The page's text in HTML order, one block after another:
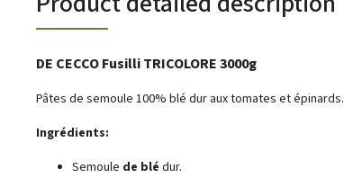
DE CECCO Fusilli TRICOLORE 3000g
Pâtes de semoule 100% blé dur aux tomates et épinards.
Ingrédients:
Semoule de blé dur.